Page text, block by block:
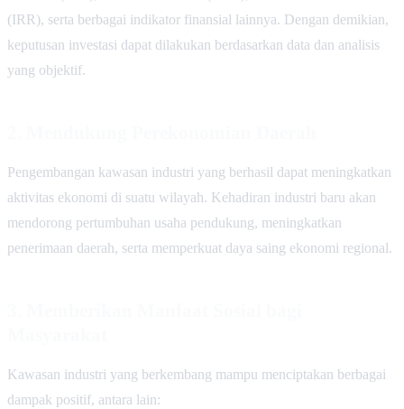
(IRR), serta berbagai indikator finansial lainnya. Dengan demikian,
keputusan investasi dapat dilakukan berdasarkan data dan analisis
yang objektif.
Pengembangan kawasan industri yang berhasil dapat meningkatkan
aktivitas ekonomi di suatu wilayah. Kehadiran industri baru akan
mendorong pertumbuhan usaha pendukung, meningkatkan
penerimaan daerah, serta memperkuat daya saing ekonomi regional.
Kawasan industri yang berkembang mampu menciptakan berbagai
dampak positif, antara lain: